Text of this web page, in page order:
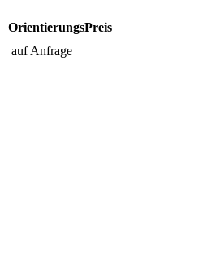
OrientierungsPreis
auf Anfrage